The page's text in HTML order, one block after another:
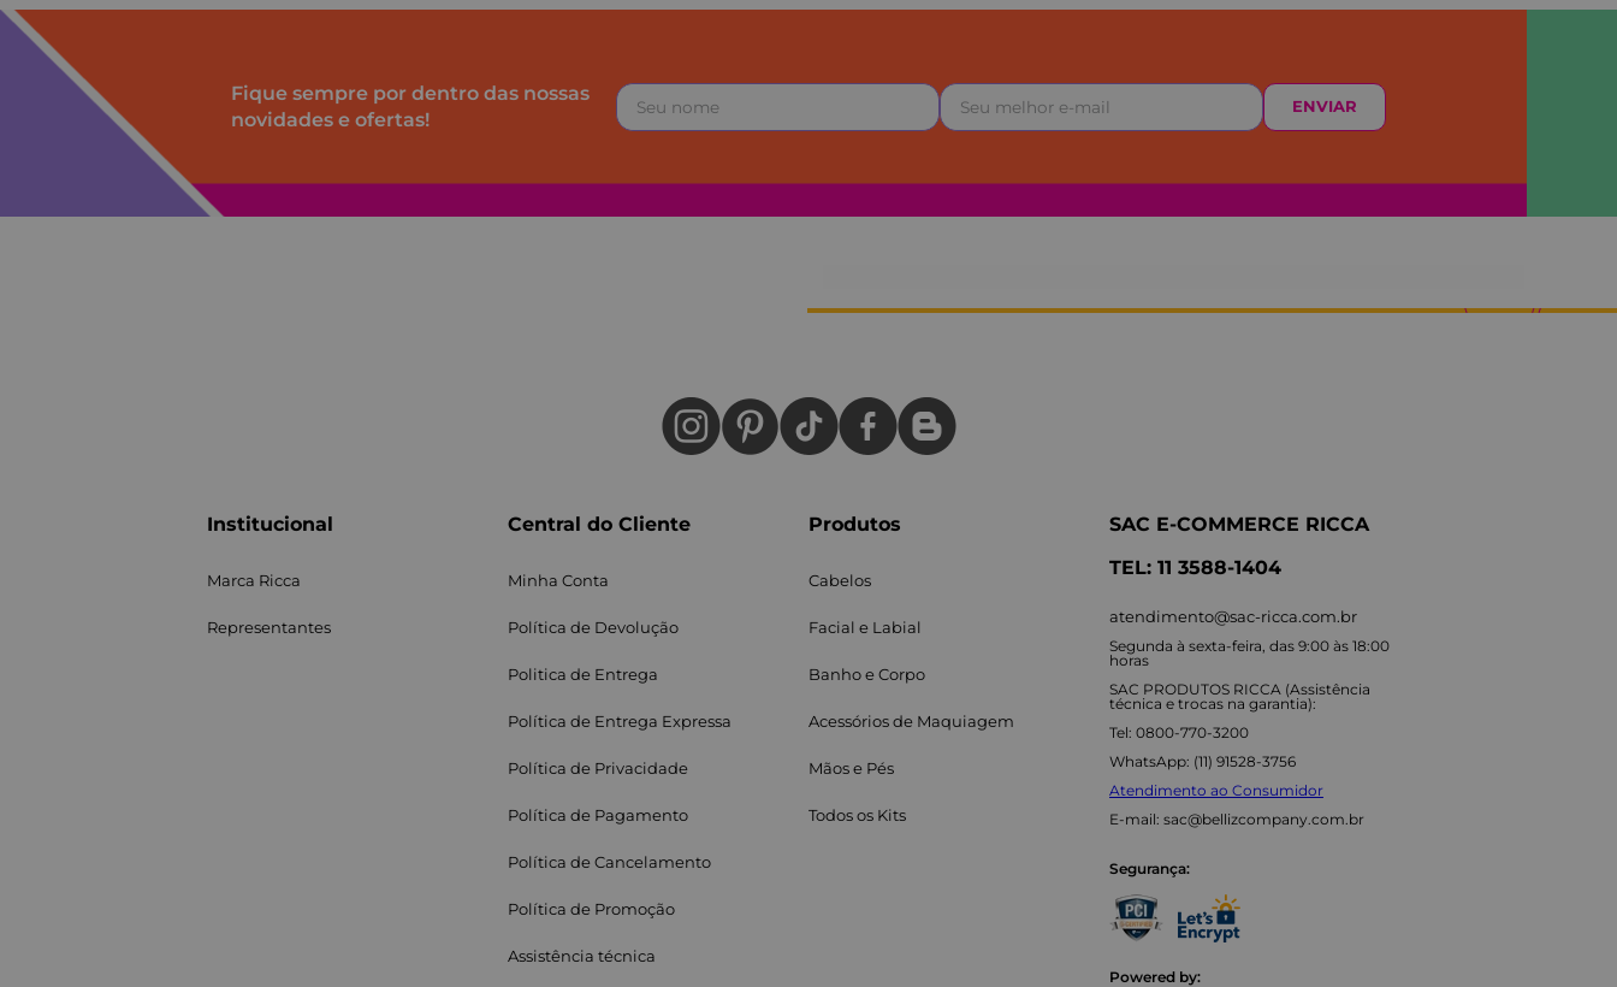
Fique sempre por dentro das nossas
novidades e ofertas!
ENVIAR
Institucional
Marca Ricca
Representantes
Central do Cliente
Minha Conta
Política de Devolução
Politica de Entrega
Política de Entrega Expressa
Política de Privacidade
Política de Pagamento
Política de Cancelamento
Política de Promoção
Assistência técnica
Produtos
Cabelos
Facial e Labial
Banho e Corpo
Acessórios de Maquiagem
Mãos e Pés
Todos os Kits
SAC E-COMMERCE RICCA
TEL: 11 3588-1404
atendimento@sac-ricca.com.br
Segunda à sexta-feira, das 9:00 às 18:00
horas
SAC PRODUTOS RICCA (Assistência
técnica e trocas na garantia):
Tel: 0800-770-3200
WhatsApp: (11) 91528-3756
Atendimento ao Consumidor
E-mail: sac@bellizcompany.com.br
Segurança:
Powered by: